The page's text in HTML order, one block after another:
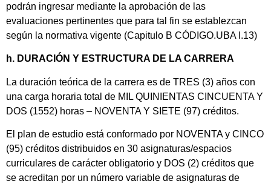
podrán ingresar mediante la aprobación de las
evaluaciones pertinentes que para tal fin se establezcan
según la normativa vigente (Capitulo B CÓDIGO.UBA I.13)
h. DURACIÓN Y ESTRUCTURA DE LA CARRERA
La duración teórica de la carrera es de TRES (3) años con
una carga horaria total de MIL QUINIENTAS CINCUENTA Y
DOS (1552) horas – NOVENTA Y SIETE (97) créditos.
El plan de estudio está conformado por NOVENTA y CINCO
(95) créditos distribuidos en 30 asignaturas/espacios
curriculares de carácter obligatorio y DOS (2) créditos que
se acreditan por un número variable de asignaturas de